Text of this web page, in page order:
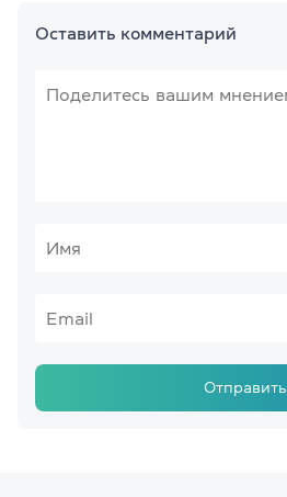
Оставить комментарий
Отправить